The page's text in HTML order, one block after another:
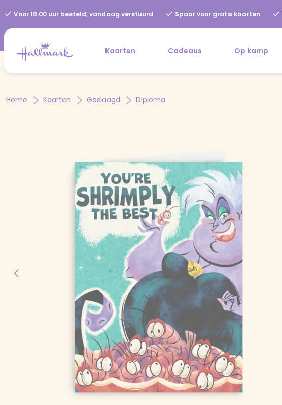
Voor 18.00 uur besteld, vandaag verstuurd Spaar voor gratis kaarten
Kaarten Cadeaus Op kamp
Home Kaarten Geslaagd Diploma